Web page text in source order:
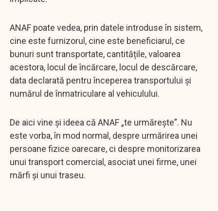
ANAF poate vedea, prin datele introduse în sistem,
cine este furnizorul, cine este beneficiarul, ce
bunuri sunt transportate, cantitățile, valoarea
acestora, locul de încărcare, locul de descărcare,
data declarată pentru începerea transportului și
numărul de înmatriculare al vehiculului.
De aici vine și ideea că ANAF „te urmărește”. Nu
este vorba, în mod normal, despre urmărirea unei
persoane fizice oarecare, ci despre monitorizarea
unui transport comercial, asociat unei firme, unei
mărfi și unui traseu.